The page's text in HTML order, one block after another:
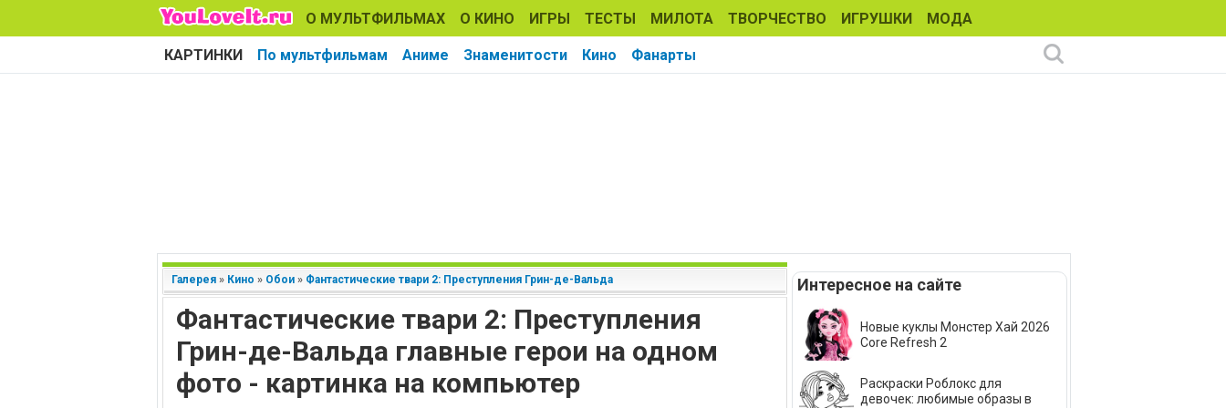
О МУЛЬТФИЛЬМАХ О КИНО ИГРЫ ТЕСТЫ МИЛОТА ТВОРЧЕСТВО ИГРУШКИ МОДА
КАРТИНКИ По мультфильмам Аниме Знаменитости Кино Фанарты
Галерея » Кино » Обои » Фантастические твари 2: Преступления Грин-де-Вальда
Фантастические твари 2: Преступления
Грин-де-Вальда главные герои на одном
фото - картинка на компьютер
Интересное на сайте
Новые куклы Монстер Хай 2026
Core Refresh 2
Раскраски Роблокс для
девочек: любимые образы в